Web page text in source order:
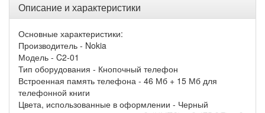
Описание и характеристики
Основные характеристики:
Производитель - Nokia
Модель - C2-01
Тип оборудования - Кнопочный телефон
Встроенная память телефона - 46 Мб + 15 Мб для
телефонной книги
Цвета, использованные в оформлении - Черный